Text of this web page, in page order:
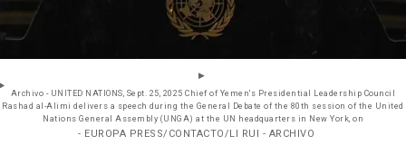
Archivo - UNITED NATIONS, Sept. 25, 2025 Chief of Yemen's Presidential Leadership Council
Rashad al-Alimi delivers a speech during the General Debate of the 80th session of the United
Nations General Assembly (UNGA) at the UN headquarters in New York, on
- EUROPA PRESS/CONTACTO/LI RUI - ARCHIVO